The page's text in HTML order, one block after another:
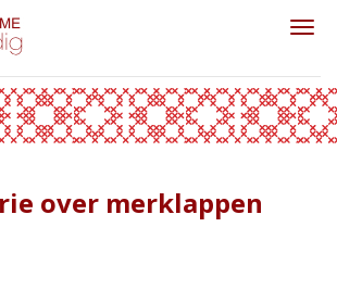
over merklappen